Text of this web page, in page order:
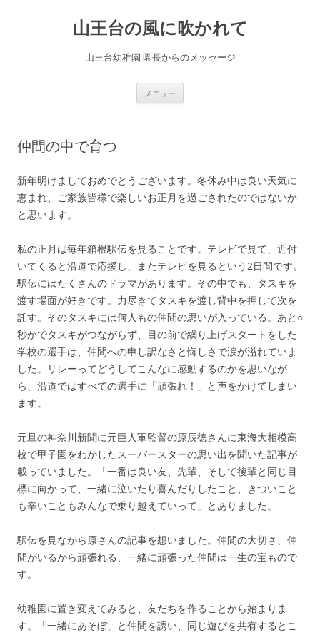
山王台の風に吹かれて
山王台幼稚園 園長からのメッセージ
メニュー
仲間の中で育つ
新年明けましておめでとうございます。冬休み中は良い天気に
恵まれ、ご家族皆様で楽しいお正月を過ごされたのではないか
と思います。
私の正月は毎年箱根駅伝を見ることです。テレビで見て、近付
いてくると沿道で応援し、またテレビを見るという2日間です。
駅伝にはたくさんのドラマがあります。その中でも、タスキを
渡す場面が好きです。力尽きてタスキを渡し背中を押して次を
託す。そのタスキには何人もの仲間の思いが入っている。あと○
秒かでタスキがつながらず、目の前で繰り上げスタートをした
学校の選手は、仲間への申し訳なさと悔しさで涙が溢れていま
した。リレーってどうしてこんなに感動するのかを思いなが
ら、沿道ではすべての選手に「頑張れ！」と声をかけてしまい
ます。
元旦の神奈川新聞に元巨人軍監督の原辰徳さんに東海大相模高
校で甲子園をわかしたスーパースターの思い出を聞いた記事が
載っていました。「一番は良い友、先輩、そして後輩と同じ目
標に向かって、一緒に泣いたり喜んだりしたこと、きついこと
も辛いこともみんなで乗り越えていって」とありました。
駅伝を見ながら原さんの記事を想いました。仲間の大切さ、仲
間がいるから頑張れる、一緒に頑張った仲間は一生の宝もので
す。
幼稚園に置き変えてみると、友だちを作ることから始まりま
す。「一緒にあそぼ」と仲間を誘い、同じ遊びを共有するとこ